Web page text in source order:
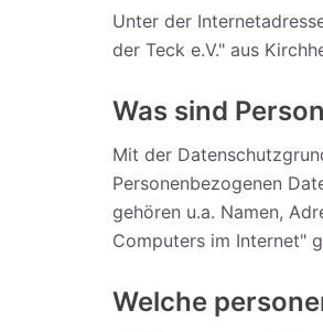
Unter der
der Teck e.V." aus
Was sind
Mit der
Personenbezogenen
gehören u.a. Namen,
Computers im Internet"
Welche